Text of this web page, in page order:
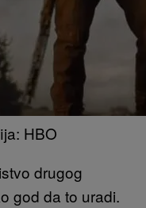
HBO
drugog
god da to uradi.